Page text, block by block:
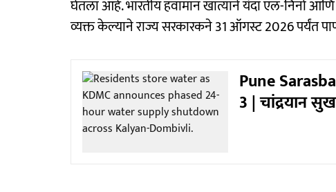
घेतला आहे. भारतीय हवामान खात्याने यंदा एल-निनो
व्यक्त केल्याने राज्य सरकारकने 31 ऑगस्ट 2026 पर्यंत
Pune
3 | चांद्रयान